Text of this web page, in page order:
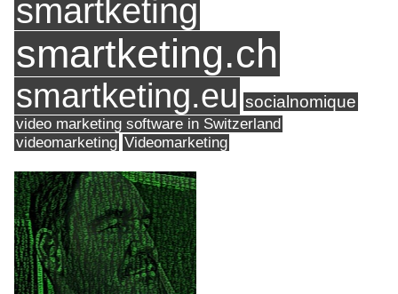
smartketing
smartketing.ch
smartketing.eu socialnomique
video marketing software in Switzerland
videomarketing Videomarketing